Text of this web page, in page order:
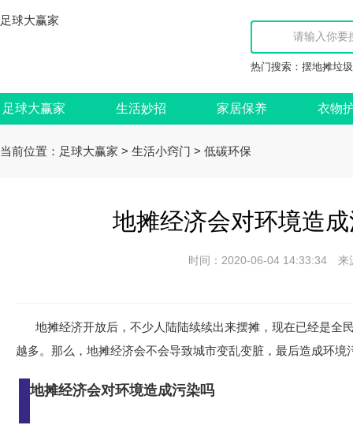
足球大赢家
热门搜索： 摆地摊垃
足球大赢家 生活妙招 家居保养 衣物
当前位置： 足球大赢家 > 生活小窍门 > 低碳环保
地摊经济会对环境造
时间：2020-06-04 14:33:34
地摊经济开放后，不少人陆陆续续出来摆摊，现在已经是全
越多。那么，地摊经济会不会导致城市变乱变脏，最后造成环境
地摊经济会对环境造成污染吗